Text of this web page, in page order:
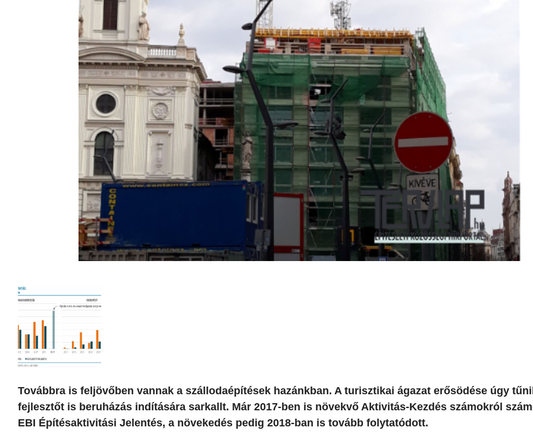
Továbbra is feljövőben vannak a szállodaépítések hazánkban. A turisztikai ágazat erősödése úgy
fejlesztőt is beruházás indítására sarkallt. Már 2017-ben is növekvő Aktivitás-Kezdés számokról
EBI Építésaktivitási Jelentés, a növekedés pedig 2018-ban is tovább folytatódott.